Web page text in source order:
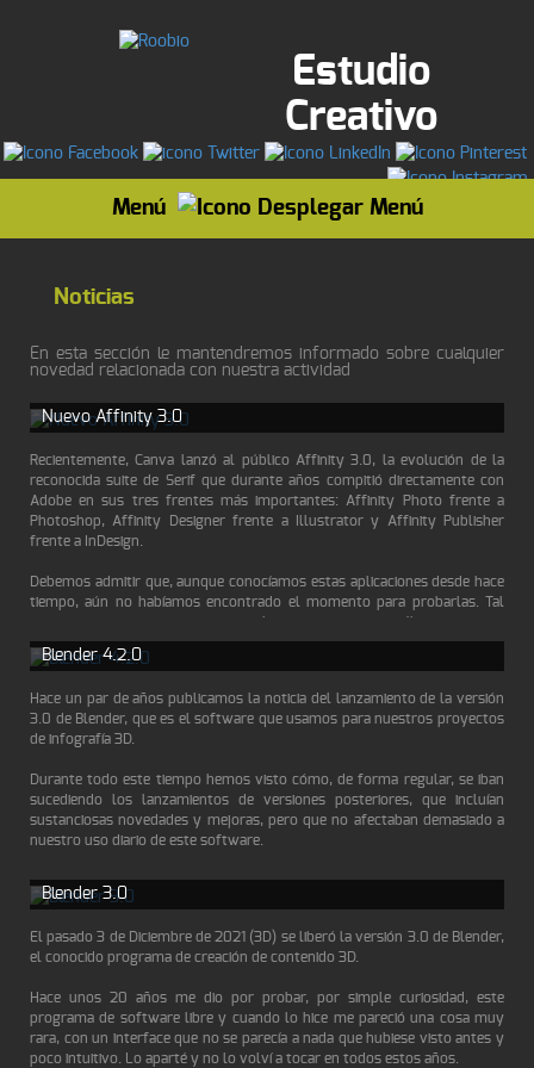
Estudio
Creativo
Menú
Noticias
En esta sección le mantendremos informado sobre cualquier
novedad relacionada con nuestra actividad
Nuevo Affinity 3.0
Recientemente, Canva lanzó al público Affinity 3.0, la evolución de la
reconocida suite de Serif que durante años compitió directamente con
Adobe en sus tres frentes más importantes: Affinity Photo frente a
Photoshop, Affinity Designer frente a Illustrator y Affinity Publisher
frente a InDesign.
Debemos admitir que, aunque conocíamos estas aplicaciones desde hace
tiempo, aún no habíamos encontrado el momento para probarlas. Tal
vez por cierto escepticismo, o simplemente porque pensábamos que no
aportarían nada nuevo en un mercado tan dominado por Adobe.
que además integra en un único programa las capacidades de toda la
suite: edición de gráficos bitmap o rasterizados, creación y manipulación
de gráficos vectoriales y herramientas de autoedición y maquetación.
y coherente.
Con esta propuesta, se terminan las dudas sobre qué técnica utilizar en
cada proyecto. Se acabaron los procesos tediosos de conversión entre
sola aplicación, de manera transparente y sin fricciones.
Para quienes ya habíamos reducido la dependencia de Adobe gracias a
alternativas gratuitas y potentes como Krita, GIMP, Inkscape y, más
recientemente, las herramientas de inteligencia artificial generativa,
imprescindible en nuestro arsenal creativo, corre el riesgo de perder aún
más relevancia frente a soluciones modernas, accesibles y capaces.
Blender 4.2.0
Hace un par de años publicamos la noticia del lanzamiento de la versión
3.0 de Blender, que es el software que usamos para nuestros proyectos
de infografía 3D.
Durante todo este tiempo hemos visto cómo, de forma regular, se iban
sucediendo los lanzamientos de versiones posteriores, que incluían
sustanciosas novedades y mejoras, pero que no afectaban demasiado a
nuestro uso diario de este software.
No hace mucho se lanzó la versión 4.0 y en su momento no se hizo
mención alguna en este sitio sobre esta nueva versión, por la misma
aunque importantes, no afectaban a nuestro flujo de trabajo habitual.
incluido una mejora importantísima que afecta a su motor de render en
'tiempo real', llamado EEVEE (pronunciado 'IVI'). Tras meses de
desarrollo, han incluido en esta versión del software, el que se ha ido
denominando como EEVEE Next y que finalmente ha conservado su
Blender 3.0
El pasado 3 de Diciembre de 2021 (3D) se liberó la versión 3.0 de Blender,
el conocido programa de creación de contenido 3D.
Hace unos 20 años me dio por probar, por simple curiosidad, este
programa de software libre y cuando lo hice me pareció una cosa muy
rara, con un interface que no se parecía a nada que hubiese visto antes y
poco intuitivo. Lo aparté y no lo volví a tocar en todos estos años.